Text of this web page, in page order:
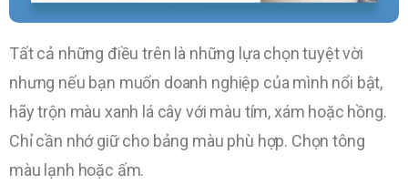
Tất cả những điều trên là những lựa chọn tuyệt vời
nhưng nếu bạn muốn doanh nghiệp của mình nổi bật,
hãy trộn màu xanh lá cây với màu tím, xám hoặc hồng.
Chỉ cần nhớ giữ cho bảng màu phù hợp. Chọn tông
màu lạnh hoặc ấm.